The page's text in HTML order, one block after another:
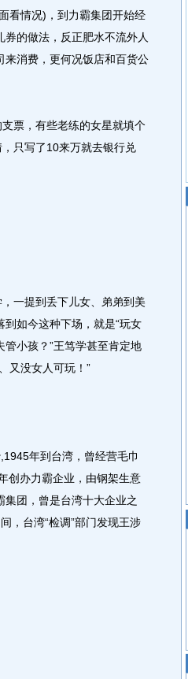
看情况)，到力霸集团开始经
的做法，反正肥水不流外人
来消费，更何况饭店和百货公
票，有些老练的女星就填个
只写了10来万就去银行兑
一提到丢下儿女、弟弟到美
如今这种下场，就是“玩女
小孩？”王笃学甚至肯定地
又没女人可玩！”
年到台湾，曾经营毛巾
创办力霸企业，由钢架生意
团，曾是台湾十大企业之
，台湾“检调”部门发现王涉